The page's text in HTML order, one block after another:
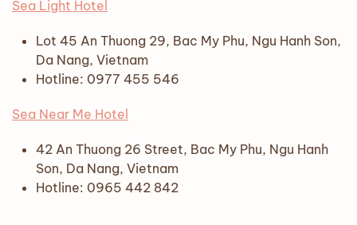
Sea Light Hotel
Lot 45 An Thuong 29, Bac My Phu, Ngu Hanh Son,
Da Nang, Vietnam
Hotline: 0977 455 546
Sea Near Me Hotel
42 An Thuong 26 Street, Bac My Phu, Ngu Hanh
Son, Da Nang, Vietnam
Hotline: 0965 442 842